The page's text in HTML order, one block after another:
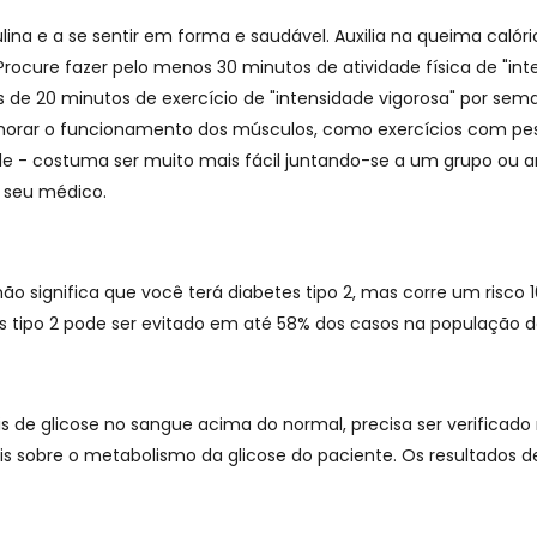
e a se sentir em forma e saudável. Auxilia na queima
fazer pelo menos 30 minutos de atividade física de
20 minutos de exercício de "intensidade vigorosa" por
o funcionamento dos músculos, como exercícios com
- costuma ser muito mais fácil juntando-se a um grupo ou
médico.
significa que você terá diabetes tipo 2, mas corre um risco
2 pode ser evitado em até 58% dos casos na
glicose no sangue acima do normal, precisa ser
sobre o metabolismo da glicose do paciente. Os